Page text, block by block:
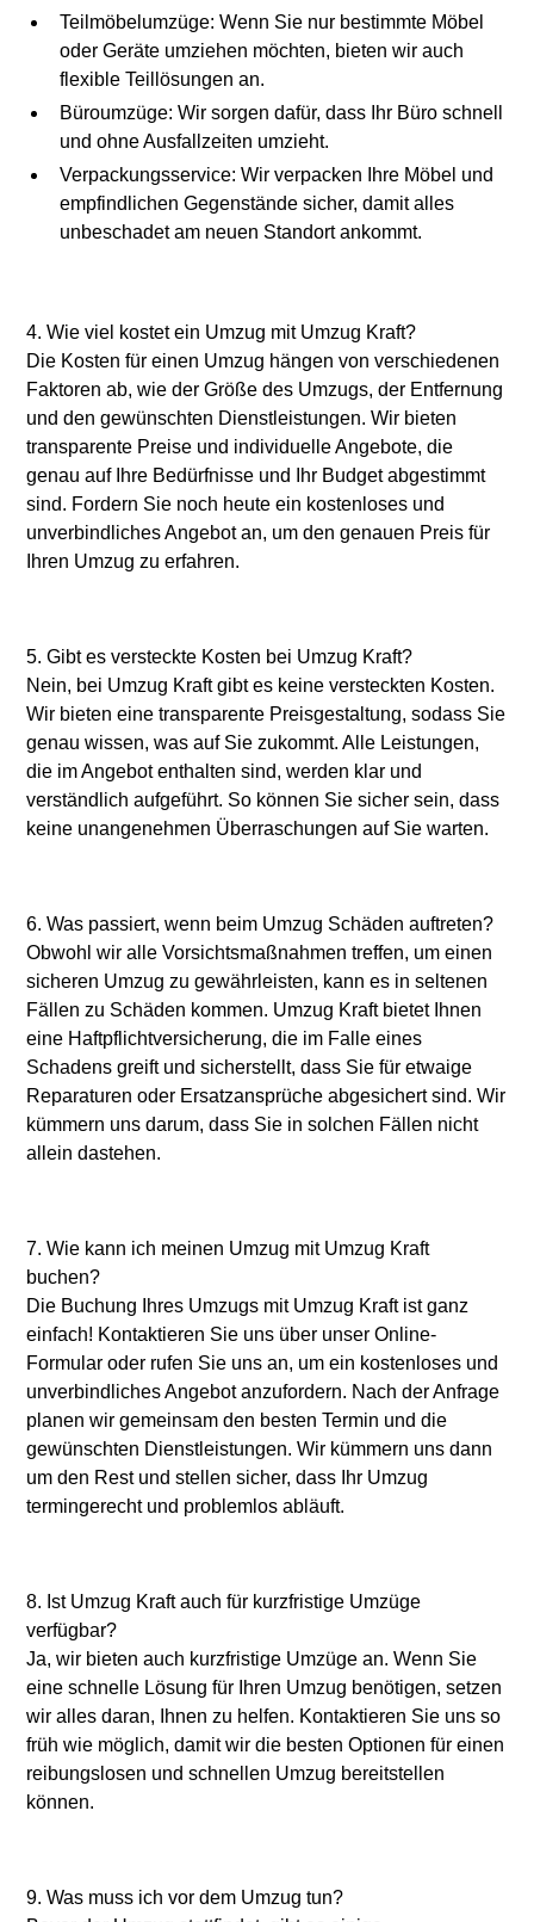
Teilmöbelumzüge: Wenn Sie nur bestimmte Möbel
oder Geräte umziehen möchten, bieten wir auch
flexible Teillösungen an.
Büroumzüge: Wir sorgen dafür, dass Ihr Büro schnell
und ohne Ausfallzeiten umzieht.
Verpackungsservice: Wir verpacken Ihre Möbel und
empfindlichen Gegenstände sicher, damit alles
unbeschadet am neuen Standort ankommt.
4. Wie viel kostet ein Umzug mit Umzug Kraft?
Die Kosten für einen Umzug hängen von verschiedenen
Faktoren ab, wie der Größe des Umzugs, der Entfernung
und den gewünschten Dienstleistungen. Wir bieten
transparente Preise und individuelle Angebote, die
genau auf Ihre Bedürfnisse und Ihr Budget abgestimmt
sind. Fordern Sie noch heute ein kostenloses und
unverbindliches Angebot an, um den genauen Preis für
Ihren Umzug zu erfahren.
5. Gibt es versteckte Kosten bei Umzug Kraft?
Nein, bei Umzug Kraft gibt es keine versteckten Kosten.
Wir bieten eine transparente Preisgestaltung, sodass Sie
genau wissen, was auf Sie zukommt. Alle Leistungen,
die im Angebot enthalten sind, werden klar und
verständlich aufgeführt. So können Sie sicher sein, dass
keine unangenehmen Überraschungen auf Sie warten.
6. Was passiert, wenn beim Umzug Schäden auftreten?
Obwohl wir alle Vorsichtsmaßnahmen treffen, um einen
sicheren Umzug zu gewährleisten, kann es in seltenen
Fällen zu Schäden kommen. Umzug Kraft bietet Ihnen
eine Haftpflichtversicherung, die im Falle eines
Schadens greift und sicherstellt, dass Sie für etwaige
Reparaturen oder Ersatzansprüche abgesichert sind. Wir
kümmern uns darum, dass Sie in solchen Fällen nicht
allein dastehen.
7. Wie kann ich meinen Umzug mit Umzug Kraft
buchen?
Die Buchung Ihres Umzugs mit Umzug Kraft ist ganz
einfach! Kontaktieren Sie uns über unser Online-
Formular oder rufen Sie uns an, um ein kostenloses und
unverbindliches Angebot anzufordern. Nach der Anfrage
planen wir gemeinsam den besten Termin und die
gewünschten Dienstleistungen. Wir kümmern uns dann
um den Rest und stellen sicher, dass Ihr Umzug
termingerecht und problemlos abläuft.
8. Ist Umzug Kraft auch für kurzfristige Umzüge
verfügbar?
Ja, wir bieten auch kurzfristige Umzüge an. Wenn Sie
eine schnelle Lösung für Ihren Umzug benötigen, setzen
wir alles daran, Ihnen zu helfen. Kontaktieren Sie uns so
früh wie möglich, damit wir die besten Optionen für einen
reibungslosen und schnellen Umzug bereitstellen
können.
9. Was muss ich vor dem Umzug tun?